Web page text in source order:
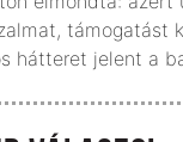
támogatást
hátteret jelent a